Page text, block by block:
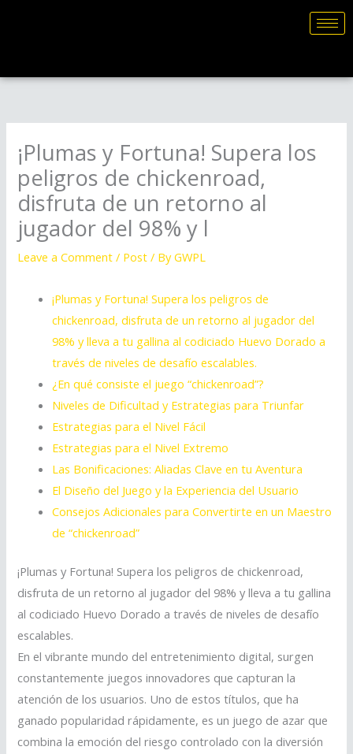
¡Plumas y Fortuna! Supera los
peligros de chickenroad,
disfruta de un retorno al
jugador del 98% y l
Leave a Comment / Post / ByGWPL
¡Plumas y Fortuna! Supera los peligros de
chickenroad, disfruta de un retorno al jugador del
98% y lleva a tu gallina al codiciado Huevo Dorado a
través de niveles de desafío escalables.
¿En qué consiste el juego “chickenroad”?
Niveles de Dificultad y Estrategias para Triunfar
Estrategias para el Nivel Fácil
Estrategias para el Nivel Extremo
Las Bonificaciones: Aliadas Clave en tu Aventura
El Diseño del Juego y la Experiencia del Usuario
Consejos Adicionales para Convertirte en un Maestro
de “chickenroad”
¡Plumas y Fortuna! Supera los peligros de chickenroad,
disfruta de un retorno al jugador del 98% y lleva a tu gallina
al codiciado Huevo Dorado a través de niveles de desafío
escalables.
En el vibrante mundo del entretenimiento digital, surgen
constantemente juegos innovadores que capturan la
atención de los usuarios. Uno de estos títulos, que ha
ganado popularidad rápidamente, es un juego de azar que
combina la emoción del riesgo controlado con la diversión